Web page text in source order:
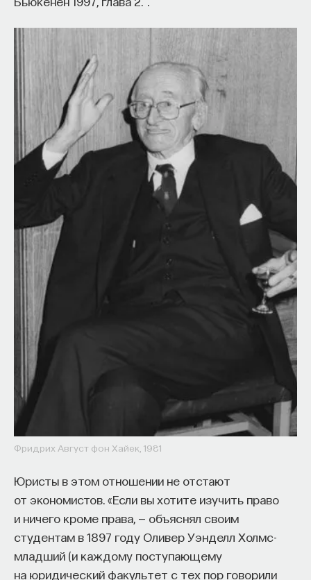
Фридрих Август фон Хайек, 1981
Юристы в этом отношении не отстают
от экономистов. «Если вы хотите изучить право
и ничего кроме права, — объяснял своим
студентам в 1897 году Оливер Уэнделл Холмс-
младший (и каждому поступающему
на юридический факультет с тех пор говорили